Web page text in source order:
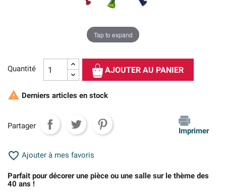
Tap to expand
Quantité AJOUTER AU PANIER
 Derniers articles en stock
Partager
Imprimer
 Ajouter à mes favoris
Parfait pour décorer une pièce ou une salle sur le thème des
40 ans !